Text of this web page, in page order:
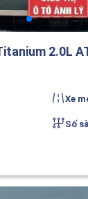
2.0L
Xe
Số